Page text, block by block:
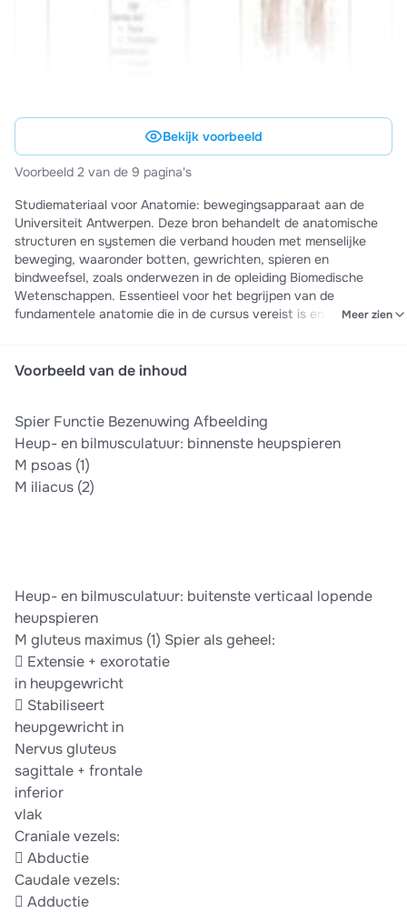
Bekijk voorbeeld
Voorbeeld 2 van de 9 pagina's
Studiemateriaal voor Anatomie: bewegingsapparaat aan de
Universiteit Antwerpen. Deze bron behandelt de anatomische
structuren en systemen die verband houden met menselijke
beweging, waaronder botten, gewrichten, spieren en
bindweefsel, zoals onderwezen in de opleiding Biomedische
Wetenschappen. Essentieel voor het begrijpen van de
fundamentele anatomie die in de cursus vereist is en idealeMeer zien
Voorbeeld van de inhoud
Spier Functie Bezenuwing Afbeelding
Heup- en bilmusculatuur: binnenste heupspieren
M psoas (1)
M iliacus (2)
Heup- en bilmusculatuur: buitenste verticaal lopende
heupspieren
M gluteus maximus (1) Spier als geheel:
 Extensie + exorotatie
in heupgewricht
 Stabiliseert
heupgewricht in
Nervus gluteus
sagittale + frontale
inferior
vlak
Craniale vezels:
 Abductie
Caudale vezels:
 Adductie